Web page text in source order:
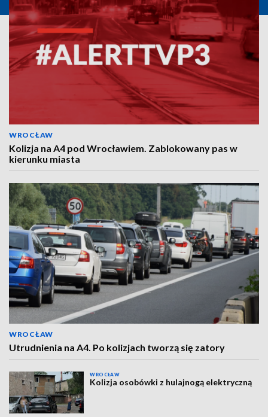
WROCŁAW
Kolizja na A4 pod Wrocławiem. Zablokowany pas w
kierunku miasta
WROCŁAW
Utrudnienia na A4. Po kolizjach tworzą się zatory
WROCŁAW
Kolizja osobówki z hulajnogą elektryczną